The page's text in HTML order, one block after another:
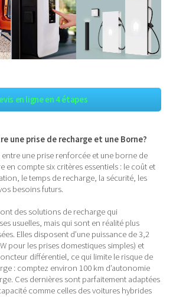
en ligne en 4 étapes
une prise de recharge et une Borne?
une prise renforcée et une borne de
en compte six critères essentiels : le coût et
le temps de recharge, la sécurité, les
besoins futurs.
des solutions de recharge qui
usuelles, mais qui sont en réalité plus
Elles disposent d’une puissance de 3,2
pour les prises domestiques simples) et
différentiel, ce qui limite le risque de
: comptez environ 100 km d’autonomie
Ces dernières sont parfaitement adaptées
comme celles des voitures hybrides